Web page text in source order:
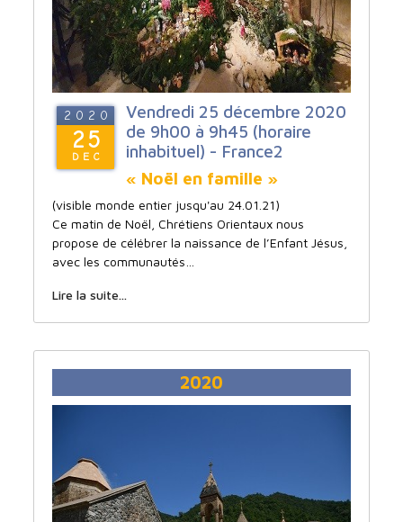
2020
25
DEC
Vendredi 25 décembre 2020
de 9h00 à 9h45 (horaire
inhabituel) - France2
« Noël en famille »
(visible monde entier jusqu'au 24.01.21)
Ce matin de Noël, Chrétiens Orientaux nous
propose de célébrer la naissance de l’Enfant Jésus,
avec les communautés…
Lire la suite...
2020